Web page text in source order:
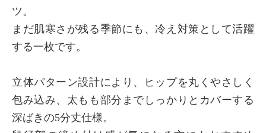
ツ。
まだ肌寒さが残る季節にも、冷え対策として活躍
する一枚です。
立体パターン設計により、ヒップを丸くやさしく
包み込み、太もも部分までしっかりとカバーする
深ばきの5分丈仕様。